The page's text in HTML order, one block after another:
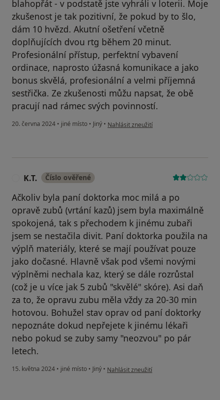
blahopřát - v podstatě jste vyhráli v loterii. Moje
zkušenost je tak pozitivní, že pokud by to šlo,
dám 10 hvězd. Akutní ošetření včetně
doplňujících dvou rtg během 20 minut.
Profesionální přístup, perfektní vybavení
ordinace, naprosto úžasná komunikace a jako
bonus skvělá, profesionální a velmi příjemná
sestřička. Ze zkušenosti můžu napsat, že obě
pracují nad rámec svých povinností.
20. června 2024 • jiné místo • Jiný • podle názoru uživatele Daniela
Nahlásit zneužití
K.T. Číslo ověřené
Ačkoliv byla paní doktorka moc milá a po
opravě zubů (vrtání kazů) jsem byla maximálně
spokojená, tak s přechodem k jinému zubaři
jsem se nestačila divit. Paní doktorka použila na
výplň materiály, které se mají používat pouze
jako dočasné. Hlavně však pod všemi novými
výplněmi nechala kaz, který se dále rozrůstal
(což je u více jak 5 zubů "skvělé" skóre). Asi daň
za to, že opravu zubu měla vždy za 20-30 min
hotovou. Bohužel stav oprav od paní doktorky
nepoznáte dokud nepřejete k jinému lékaři
nebo pokud se zuby samy "neozvou" po pár
letech.
15. května 2024 • jiné místo • Jiný • podle názoru uživatele K.T.
Nahlásit zneužití